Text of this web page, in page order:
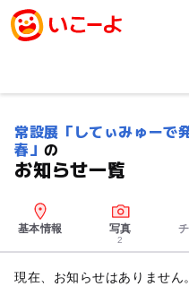
常設展「してぃみゅーで
春」の
お知らせ一覧
基本情報 写真
2
現在、お知らせはありません。